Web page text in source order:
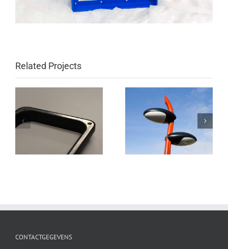
Related Projects
CONTACTGEGEVENS